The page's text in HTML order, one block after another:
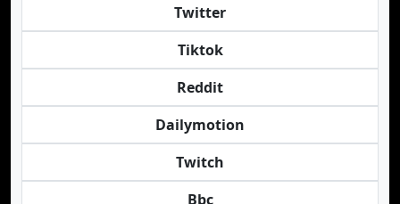
Twitter
Tiktok
Reddit
Dailymotion
Twitch
Bbc